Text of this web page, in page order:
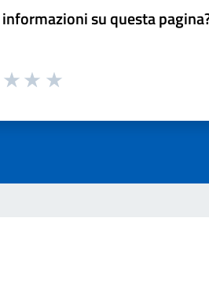
su questa